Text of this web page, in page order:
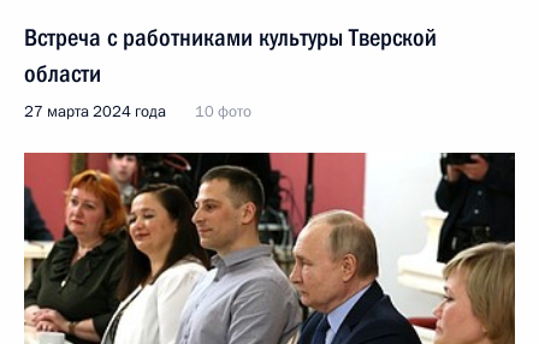
Встреча с работниками культуры Тверской
области
27 марта 2024 года 10 фото